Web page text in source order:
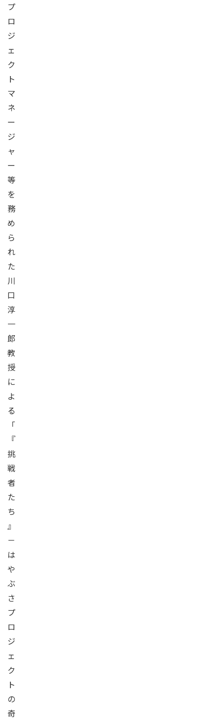
プ
ロ
ジ
ェ
ク
ト
マ
ネ
ー
ジ
ャ
ー
等
を
務
め
ら
れ
た
川
口
淳
一
郎
教
授
に
よ
る
「
『
挑
戦
者
た
ち
』
－
は
や
ぶ
さ
プ
ロ
ジ
ェ
ク
ト
の
奇